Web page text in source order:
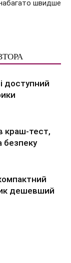
швидше
доступний
краш-тест,
безпеку
дешевший